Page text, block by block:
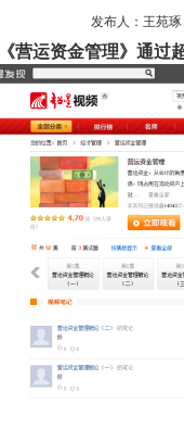
发布人：王苑
《营运资金管理》通过